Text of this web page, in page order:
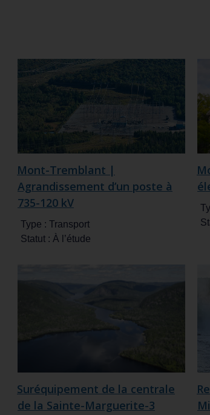
Mont-Tremblant |
Agrandissement d’un poste à
735-120 kV
Type : Transport
Statut : À l’étude
Suréquipement de la centrale
de la Sainte-Marguerite-3